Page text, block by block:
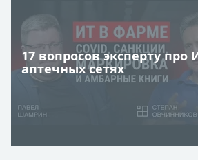
17 вопросов эксперту
аптечных сетях